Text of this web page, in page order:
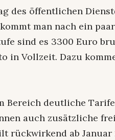
des öffentlichen
man nach ein
sind es 3300 Euro
in Vollzeit. Dazu
Bereich deutliche
auch zusätzliche
rückwirkend ab